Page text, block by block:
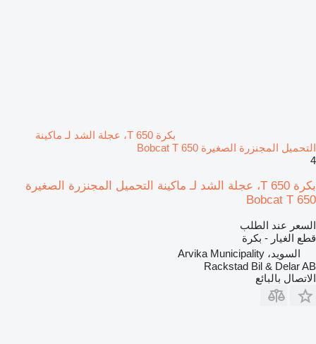
بكرة T 650، عجلة الشد لـ ماكينة
التحميل المجنزرة الصغيرة Bobcat T 650
4
بكرة T 650، عجلة الشد لـ ماكينة التحميل المجنزرة الصغيرة
Bobcat T 650
السعر عند الطلب
قطع الغيار - بكرة
السويد، Arvika Municipality
Rackstad Bil & Delar AB
الاتصال بالبائع